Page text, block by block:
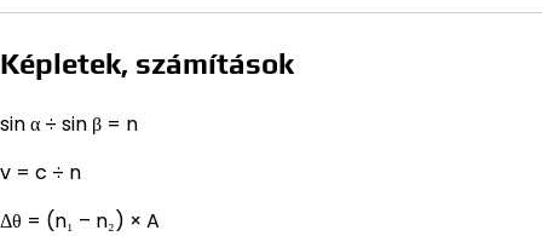
Képletek, számítások
sin α ÷ sin β = n
v = c ÷ n
Δθ = (n₁ – n₂) × A